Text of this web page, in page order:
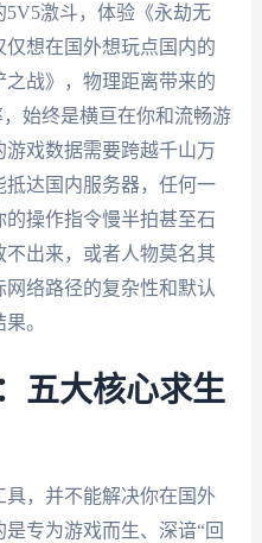
激斗，体验《永劫无
想在国外想玩点国内的
战》，物理距离带来的
始终是横亘在你和流畅游
戏数据需要跨越千山万
达国内服务器，任何一
操作指令慢半拍甚至石
出来，或者人物莫名其
络路径的复杂性和默认
。
五大核心求生
具，并不能解决你在国外
专为游戏而生、深谙“回